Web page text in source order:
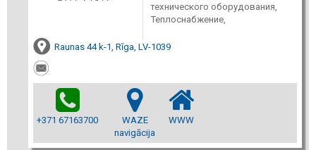
технического оборудования,
Теплоснабжение,
Raunas 44 k-1, Rīga, LV-1039
+371 67163700
WAZE
navigācija
WWW